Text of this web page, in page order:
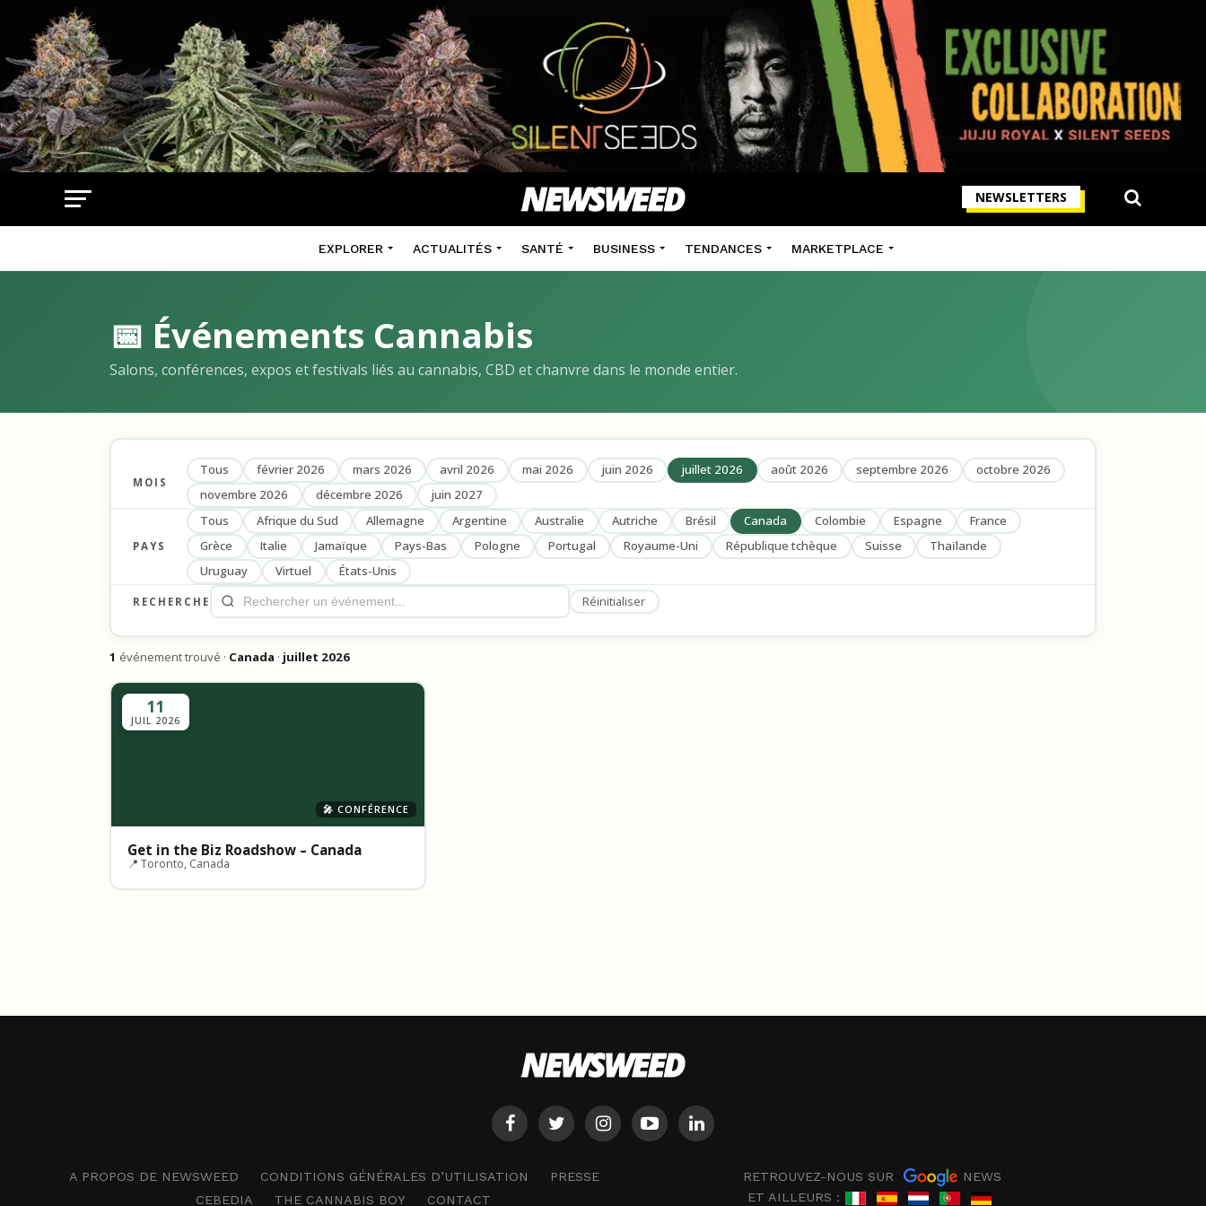
NEWSLETTERS
EXPLORER ACTUALITÉS SANTÉ BUSINESS TENDANCES MARKETPLACE
📅 Événements Cannabis
Salons, conférences, expos et festivals liés au cannabis, CBD et chanvre dans le monde entier.
MOIS
Tous février 2026 mars 2026 avril 2026 mai 2026 juin 2026 juillet 2026 août 2026 septembre 2026
octobre 2026
novembre 2026
décembre 2026 juin 2027
PAYS
Tous Afrique du Sud Allemagne Argentine Australie Autriche Brésil Canada Colombie Espagne
France
Grèce
Italie Jamaïque Pays-Bas Pologne Portugal Royaume-Uni République tchèque Suisse
Thaïlande
Uruguay
Virtuel États-Unis
RECHERCHE Réinitialiser
1 événement trouvé · Canada · juillet 2026
11
JUIL 2026
🎤 CONFÉRENCE
Get in the Biz Roadshow – Canada
📍 Toronto, Canada
A PROPOS DE NEWSWEED CONDITIONS GÉNÉRALES D’UTILISATION
PRESSE
CEBEDIA
THE CANNABIS BOY CONTACT
RETROUVEZ-NOUS SUR
NEWS
ET AILLEURS :